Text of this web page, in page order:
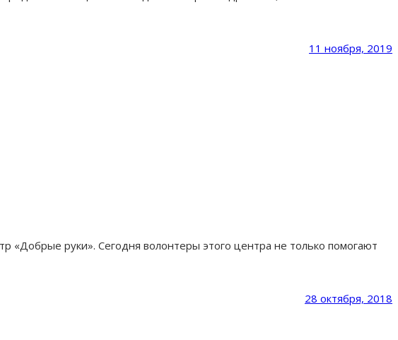
11 ноября, 2019
руки». Сегодня волонтеры этого центра не только помогают
28 октября, 2018